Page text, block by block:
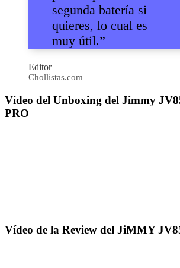
segunda batería si
quieres, lo cual es
muy útil.”
Editor
Chollistas.com
Vídeo del Unboxing del Jimmy
PRO
Vídeo de la Review del JiMMY